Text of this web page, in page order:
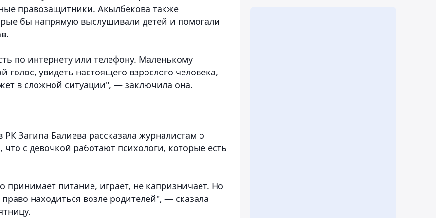
правозащитники. Акылбекова также
бы напрямую выслушивали детей и помогали
по интернету или телефону. Маленькому
увидеть настоящего взрослого человека,
в сложной ситуации", — заключила она.
Загипа Балиева рассказала журналистам о
с девочкой работают психологи, которые есть
принимает питание, играет, не капризничает. Но
находиться возле родителей", — сказала